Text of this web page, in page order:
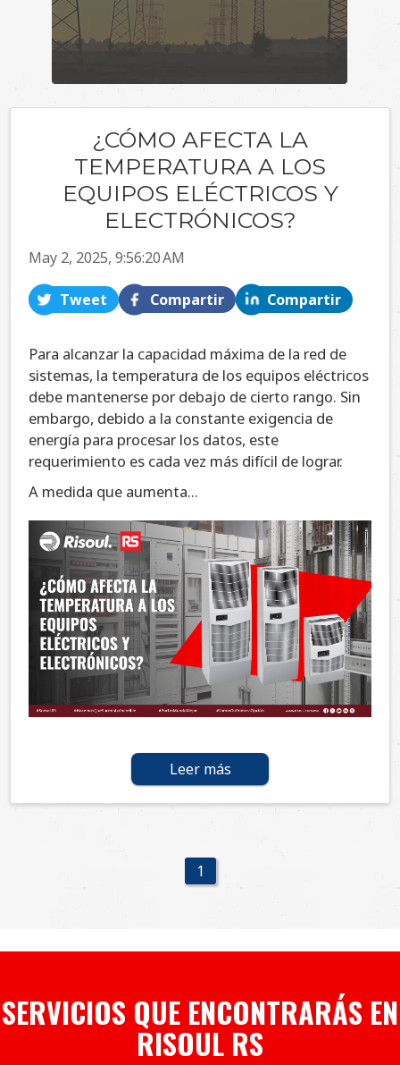
¿CÓMO AFECTA LA
TEMPERATURA A LOS
EQUIPOS ELÉCTRICOS Y
ELECTRÓNICOS?
May 2, 2025, 9:56:20 AM
Tweet Compartir Compartir
Para alcanzar la capacidad máxima de la red de
sistemas, la temperatura de los equipos eléctricos
debe mantenerse por debajo de cierto rango. Sin
embargo, debido a la constante exigencia de
energía para procesar los datos, este
requerimiento es cada vez más difícil de lograr.
A medida que aumenta...
Leer más
1
SERVICIOS QUE ENCONTRARÁS EN
RISOUL RS